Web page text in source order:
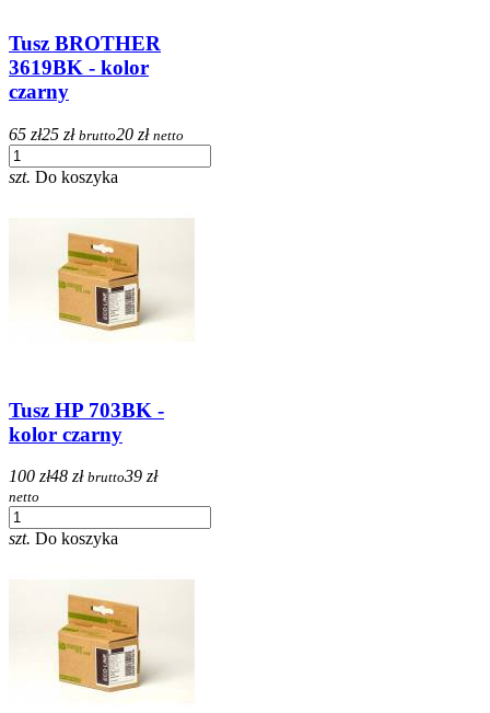
Tusz BROTHER
3619BK - kolor
czarny
65 zł25 zł brutto20 zł netto
szt. Do koszyka
Tusz HP 703BK -
kolor czarny
100 zł48 zł brutto39 zł
netto
szt. Do koszyka